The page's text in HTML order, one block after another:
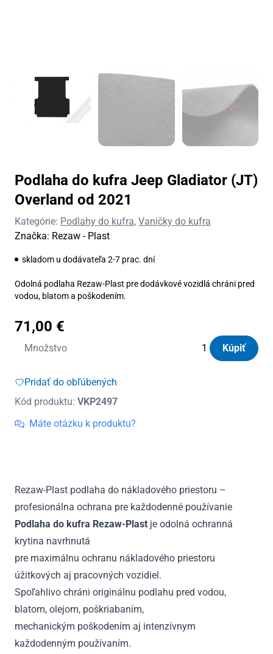
Podlaha do kufra Jeep Gladiator (JT)
Overland od 2021
Kategórie: Podlahy do kufra, Vaničky do kufra
Značka: Rezaw - Plast
skladom u dodávateľa 2-7 prac. dní
Odolná podlaha Rezaw-Plast pre dodávkové vozidlá chráni pred
vodou, blatom a poškodením.
71,00 €
Množstvo
množstvo
do
Jeep
Gladiator
Kúpiť
Pridať do obľúbených
Kód produktu: VKP2497
Máte otázku k produktu?
Rezaw-Plast podlaha do nákladového priestoru –
profesionálna ochrana pre každodenné používanie
Podlaha do kufra Rezaw-Plast je odolná ochranná
krytina navrhnutá
pre maximálnu ochranu nákladového priestoru
úžitkových aj pracovných vozidiel.
Spoľahlivo chráni originálnu podlahu pred vodou,
blatom, olejom, poškriabaním,
mechanickým poškodením aj intenzívnym
každodenným používaním.